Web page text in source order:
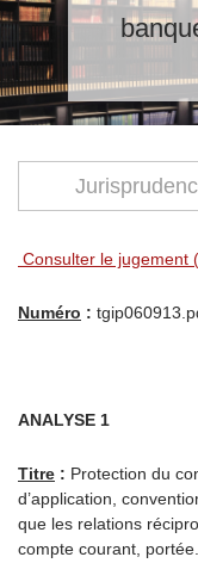
Consulter le jugement
Numéro :
ANALYSE 1
Titre : Protection du
d’application,
que les relations
compte courant, portée.